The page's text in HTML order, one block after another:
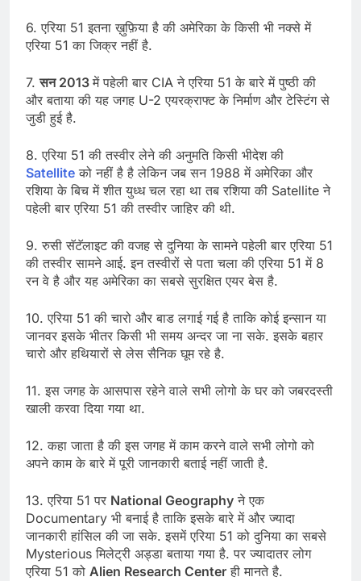
6. एरिया 51 इतना ख़ुफ़िया है की अमेरिका के किसी भी नक्से में
एरिया 51 का जिक्र नहीं है.
7.सन 2013में पहेली बार CIA ने एरिया 51 के बारे में पुष्ठी की
और बताया की यह जगह U-2 एयरक्राफ्ट के निर्माण और टेस्टिंग से
जुडी हुई है.
8. एरिया 51 की तस्वीर लेने की अनुमति किसी भीदेश की
Satellite को नहीं है है लेकिन जब सन 1988 में अमेरिका और
रशिया के बिच में शीत युध्ध चल रहा था तब रशिया की Satellite ने
पहेली बार एरिया 51 की तस्वीर जाहिर की थी.
9. रुसी सॅटॅलाइट की वजह से दुनिया के सामने पहेली बार एरिया 51
की तस्वीर सामने आई. इन तस्वीरों से पता चला की एरिया 51 में 8
रन वे है और यह अमेरिका का सबसे सुरक्षित एयर बेस है.
10. एरिया 51 की चारो और बाड लगाई गई है ताकि कोई इन्सान या
जानवर इसके भीतर किसी भी समय अन्दर जा ना सके. इसके बहार
चारो और हथियारों से लेस सैनिक घूम रहे है.
11. इस जगह के आसपास रहेने वाले सभी लोगो के घर को जबरदस्ती
खाली करवा दिया गया था.
12. कहा जाता है की इस जगह में काम करने वाले सभी लोगो को
अपने काम के बारे में पूरी जानकारी बताई नहीं जाती है.
13. एरिया 51 पर National Geography ने एक
Documentary भी बनाई है ताकि इसके बारे में और ज्यादा
जानकारी हांसिल की जा सके. इसमें एरिया 51 को दुनिया का सबसे
Mysterious मिलेट्री अड्डा बताया गया है. पर ज्यादातर लोग
एरिया 51 को Alien Research Center ही मानते है.